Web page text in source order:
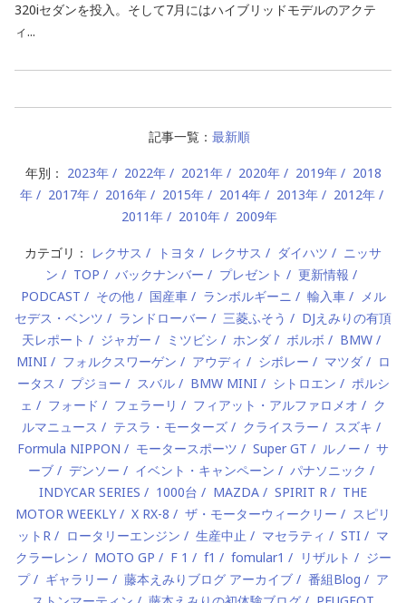
320iセダンを投入。そして7月にはハイブリッドモデルのアクテ
ィ...
記事一覧： 最新順
年別： 2023年 2022年 2021年 2020年 2019年
2018
年
2017年 2016年 2015年 2014年 2013年
2012年
2011年
2010年 2009年
カテゴリ： レクサス トヨタ レクサス ダイハツ
ニッサ
ン
TOP バックナンバー プレゼント
更新情報
PODCAST
その他 国産車 ランボルギーニ 輸入車
メル
セデス・ベンツ
ランドローバー 三菱ふそう
DJえみりの有頂
天レポート
ジャガー ミツビシ ホンダ ボルボ
BMW
MINI
フォルクスワーゲン アウディ シボレー マツダ
ロ
ータス
プジョー スバル BMW MINI シトロエン
ポルシ
ェ
フォード フェラーリ フィアット・アルファロメオ
ク
ルマニュース
テスラ・モーターズ クライスラー
スズキ
Formula NIPPON
モータースポーツ Super GT ルノー
サ
ーブ
デンソー イベント・キャンペーン
パナソニック
INDYCAR SERIES
1000台 MAZDA SPIRIT R
THE
MOTOR WEEKLY
X RX-8 ザ・モーターウィークリー
スピリ
ットR
ロータリーエンジン 生産中止 マセラティ STI
マ
クラーレン
MOTO GP F 1 f1 fomular1 リザルト
ジー
プ
ギャラリー 藤本えみりブログ アーカイブ 番組Blog
ア